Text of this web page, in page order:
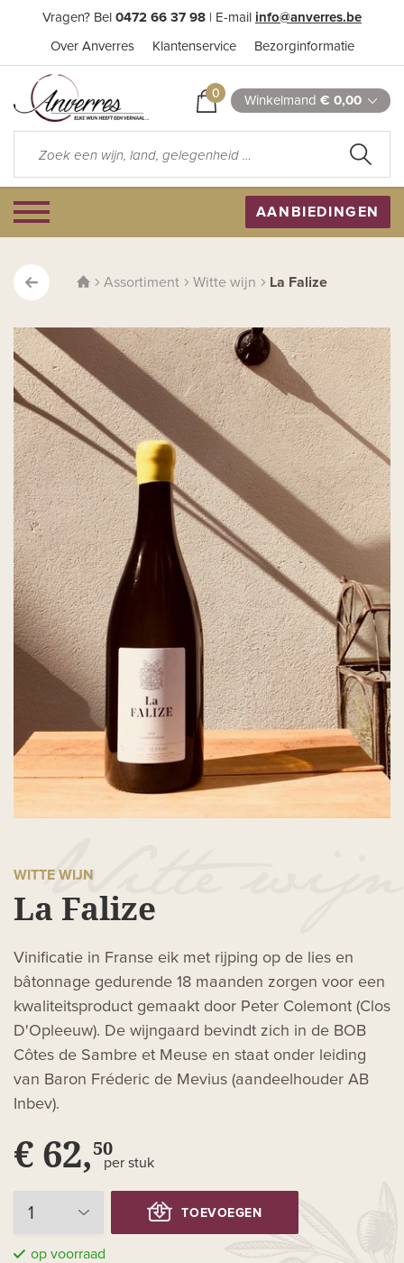
Vragen? Bel 0472 66 37 98 | E-mail info@anverres.be
Over Anverres Klantenservice Bezorginformatie
0 Winkelmand € 0,00
AANBIEDINGEN
Assortiment Witte wijn La Falize
WITTE WIJN
La Falize
Vinificatie in Franse eik met rijping op de lies en
bâtonnage gedurende 18 maanden zorgen voor een
kwaliteitsproduct gemaakt door Peter Colemont (Clos
D'Opleeuw). De wijngaard bevindt zich in de BOB
Côtes de Sambre et Meuse en staat onder leiding
van Baron Fréderic de Mevius (aandeelhouder AB
Inbev).
€ 62,50
per stuk
TOEVOEGEN
op voorraad